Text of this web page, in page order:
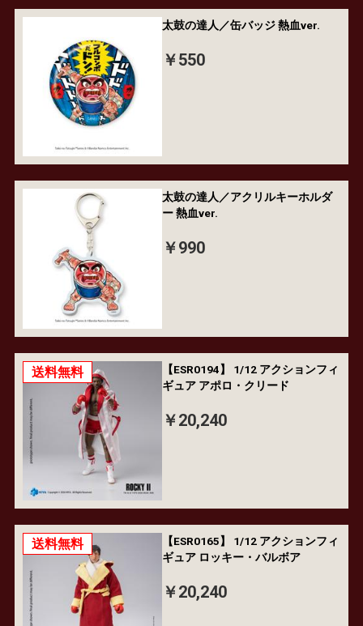
太鼓の達人／缶バッジ 熱血ver.
￥550
太鼓の達人／アクリルキーホルダ
ー 熱血ver.
￥990
送料無料
【ESR0194】 1/12 アクションフィ
ギュア アポロ・クリード
￥20,240
送料無料
【ESR0165】 1/12 アクションフィ
ギュア ロッキー・バルボア
￥20,240